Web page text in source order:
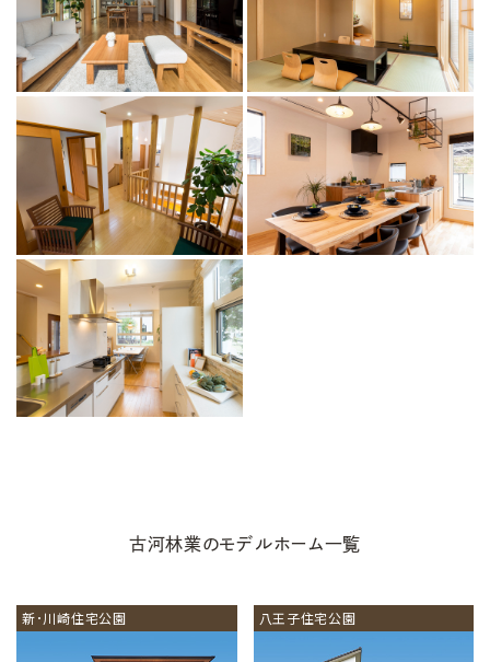
古河林業のモデルホーム一覧
新･川崎住宅公園 八王子住宅公園